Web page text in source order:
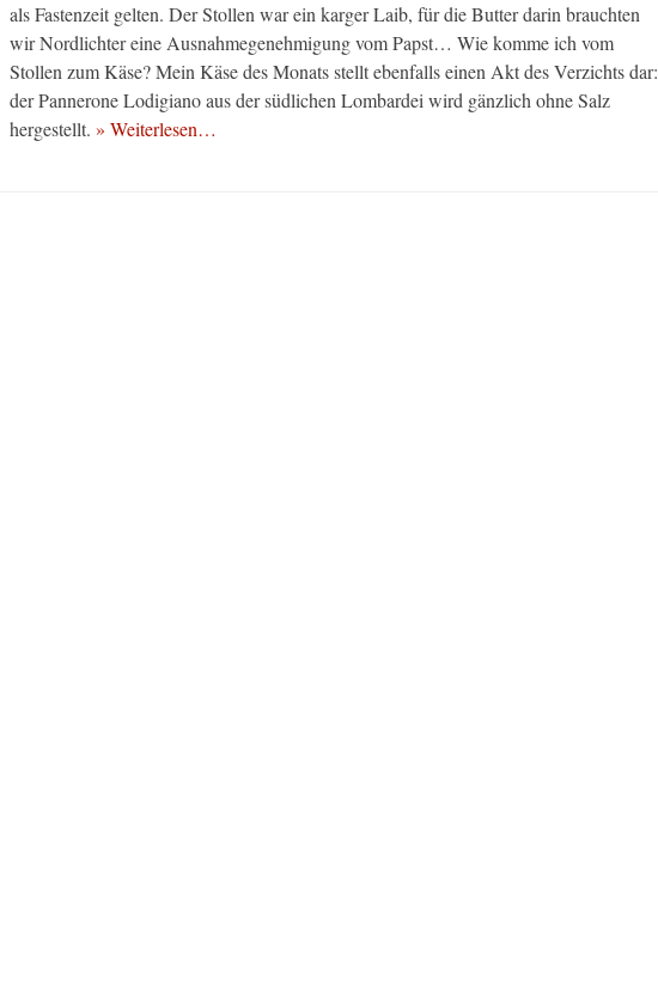
als Fastenzeit gelten. Der Stollen war ein karger Laib, für die Butter darin brauchten
wir Nordlichter eine Ausnahmegenehmigung vom Papst… Wie komme ich vom
Stollen zum Käse? Mein Käse des Monats stellt ebenfalls einen Akt des Verzichts dar:
der Pannerone Lodigiano aus der südlichen Lombardei wird gänzlich ohne Salz
hergestellt. » Weiterlesen…